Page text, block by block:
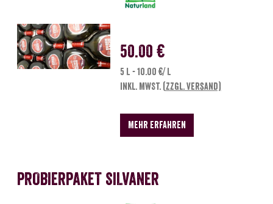
50.00 €
5 L - 10.00 €/ L
inkl. MwSt. (zzgl. Versand)
MEHR ERFAHREN
PROBIERPAKET SILVANER